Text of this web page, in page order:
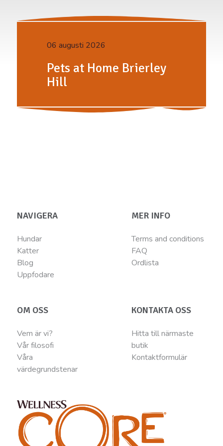
06 augusti 2026
Pets at Home Brierley
Hill
NAVIGERA
Hundar
Katter
Blog
Uppfodare
MER INFO
Terms and conditions
FAQ
Ordlista
OM OSS
Vem är vi?
Vår filosofi
Våra
värdegrundstenar
KONTAKTA OSS
Hitta till närmaste
butik
Kontaktformulär